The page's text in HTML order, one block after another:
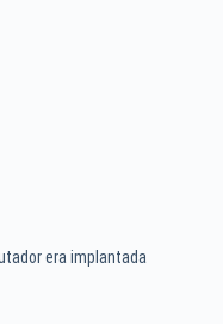
era implantada